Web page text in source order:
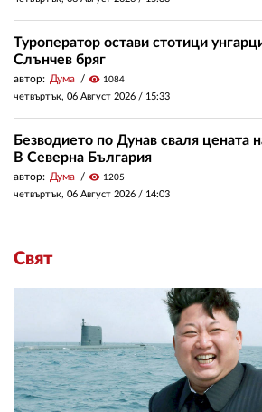
Туроператор остави стотици
Слънчев бряг
автор: Дума visibility 1084
четвъртък, 06 Август 2026 / 15:33
Безводието по Дунав сваля цената
В Северна България
автор: Дума visibility 1205
четвъртък, 06 Август 2026 / 14:03
Свят